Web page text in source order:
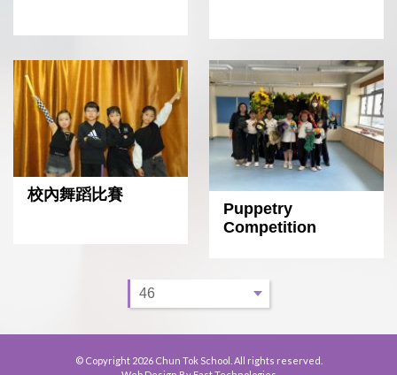
校內舞蹈比賽
Puppetry
Competition
© Copyright 2026 Chun Tok School. All rights reserved.